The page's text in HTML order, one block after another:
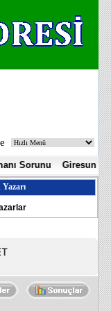
Giresun